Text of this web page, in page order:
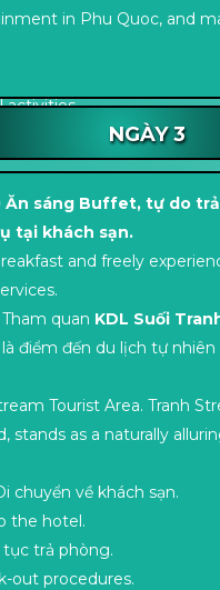
in Phu Quoc, and
activities.
NGÀY 3
Ăn sáng Buffet, tự do
tại khách sạn.
and freely
quan KDL Suối
là điểm đến du lịch tự
Tourist Area. Tranh
stands as a naturally
chuyển về khách sạn.
the hotel.
trả phòng.
out procedures.